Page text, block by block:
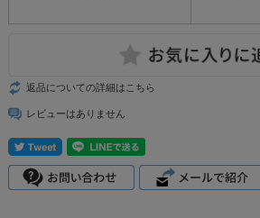
返品についての詳細はこちら
レビューはありません